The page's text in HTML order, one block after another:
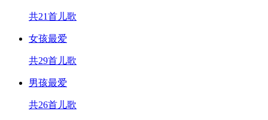
共21首儿歌
女孩最爱
共29首儿歌
男孩最爱
共26首儿歌